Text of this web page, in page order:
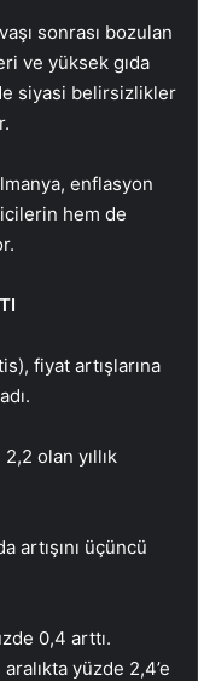
sonrası bozulan
ve yüksek gıda
siyasi belirsizlikler
enflasyon
hem de
fiyat artışlarına
olan yıllık
artışını üçüncü
0,4 arttı.
yüzde 2,4’e